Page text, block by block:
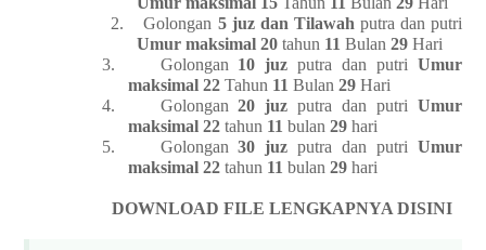
2.
Golongan 5 juz dan Tilawah putra dan putri
Umur maksimal 20 tahun 11 Bulan 29 Hari
3.
Golongan 10 juzputra dan putriUmur
maksimal 22 Tahun 11 Bulan 29 Hari
4.
Golongan20 juzputra dan putriUmur
maksimal 22 tahun 11 bulan 29 hari
5.
Golongan30 juzputra dan putriUmur
maksimal 22 tahun 11 bulan 29 hari
DOWNLOAD FILE LENGKAPNYA DISINI